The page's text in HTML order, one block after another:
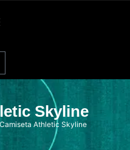
Skyline
Athletic Skyline